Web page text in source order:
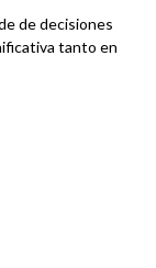
de decisiones
tanto en